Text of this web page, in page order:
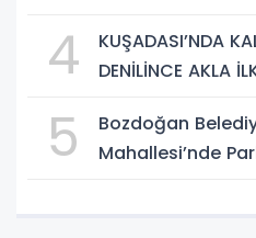
4
KUŞADASI’NDA
DENİLİNCE AKLA
5
Bozdoğan
Mahallesi’nde